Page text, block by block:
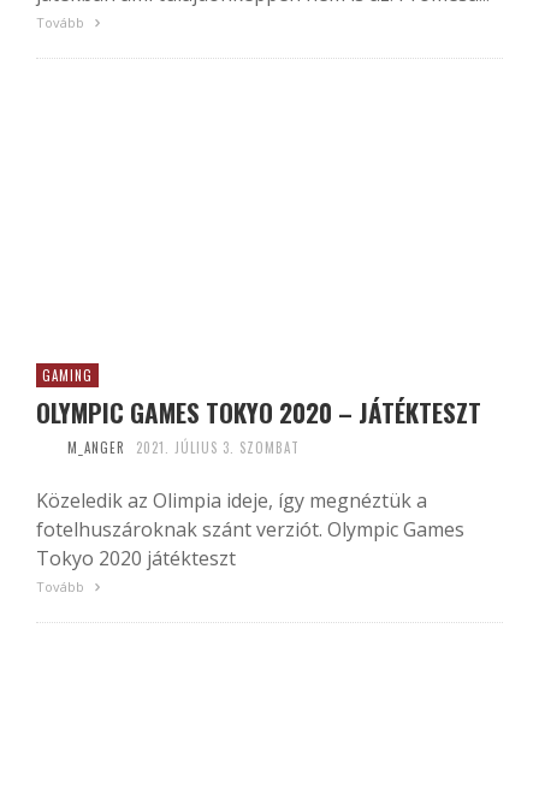
Tovább
GAMING
OLYMPIC GAMES TOKYO 2020 – JÁTÉKTESZT
M_ANGER 2021. JÚLIUS 3. SZOMBAT
Közeledik az Olimpia ideje, így megnéztük a
fotelhuszároknak szánt verziót. Olympic Games
Tokyo 2020 játékteszt
Tovább